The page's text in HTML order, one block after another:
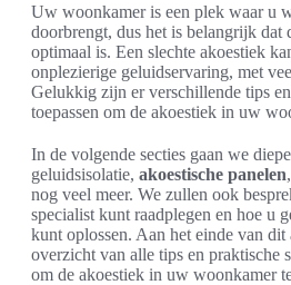
Uw woonkamer is een plek waar u
doorbrengt, dus het is belangrijk dat
optimaal is. Een slechte akoestiek
onplezierige geluidservaring, met
Gelukkig zijn er verschillende tips
toepassen om de akoestiek in uw
In de volgende secties gaan we
geluidsisolatie, akoestische panelen,
nog veel meer. We zullen ook
specialist kunt raadplegen en hoe u
kunt oplossen. Aan het einde van
overzicht van alle tips en praktische
om de akoestiek in uw woonkamer